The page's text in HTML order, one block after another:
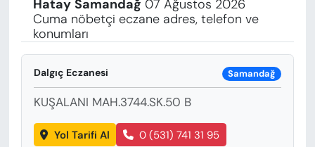
Hatay Samandağ 07 Ağustos 2026
Cuma nöbetçi eczane adres, telefon ve
konumları
Dalgıç Eczanesi Samandağ
KUŞALANI MAH.3744.SK.50 B
Yol Tarifi Al 0 (531) 741 31 95
EĞİTİM
SAĞLIK
SPOR
Haber Arşivi